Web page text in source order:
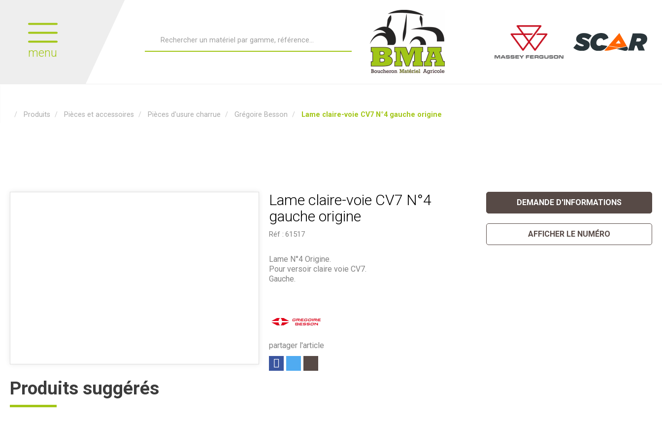
menu
Produits Pièces et accessoires Pièces d'usure charrue Grégoire Besson Lame claire-voie CV7 N°4 gauche origine
Lame claire-voie CV7 N°4
gauche origine
Réf : 61517
partager l'article
Lame N°4 Origine.
Pour versoir claire voie CV7.
Gauche.
DEMANDE D'INFORMATIONS
AFFICHER LE NUMÉRO
Produits suggérés